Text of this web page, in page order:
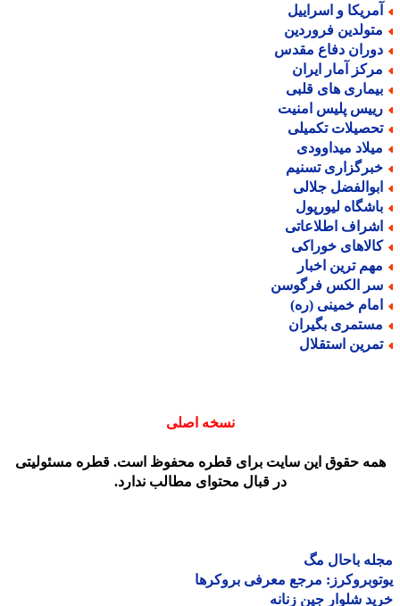
و اسراییل
فروردین
دفاع مقدس
آمار ایران
های قلبی
پلیس امنیت
تکمیلی
میداوودی
تسنیم
جلالی
لیورپول
اطلاعاتی
خوراکی
ترین اخبار
الکس فرگوسن
خمینی (ره)
بگیران
استقلال
نسخه اصلی
حقوق این سایت برای قطره محفوظ است. قطره مسئولیتی
در قبال محتوای مطالب ندارد.
باحال مگ
مرجع معرفی بروکرها
شلوار جین زنانه